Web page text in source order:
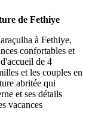
de Fethiye
à Fethiye,
confortables et
de 4
et les couples en
abritée qui
et ses détails
vacances